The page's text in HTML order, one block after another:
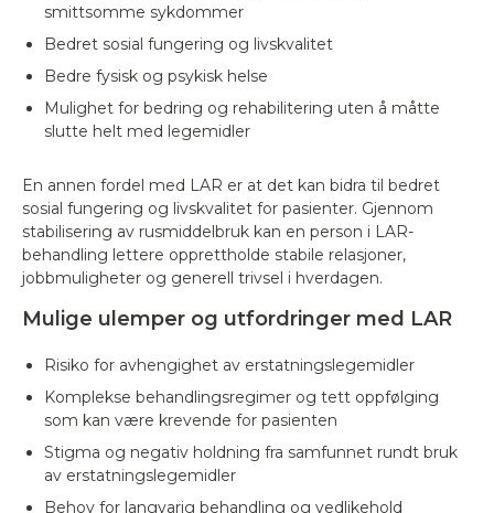
smittsomme sykdommer
Bedret sosial fungering og livskvalitet
Bedre fysisk og psykisk helse
Mulighet for bedring og rehabilitering uten å måtte
slutte helt med legemidler
En annen fordel med LAR er at det kan bidra til bedret
sosial fungering og livskvalitet for pasienter. Gjennom
stabilisering av rusmiddelbruk kan en person i LAR-
behandling lettere opprettholde stabile relasjoner,
jobbmuligheter og generell trivsel i hverdagen.
Mulige ulemper og utfordringer med LAR
Risiko for avhengighet av erstatningslegemidler
Komplekse behandlingsregimer og tett oppfølging
som kan være krevende for pasienten
Stigma og negativ holdning fra samfunnet rundt bruk
av erstatningslegemidler
Behov for langvarig behandling og vedlikehold